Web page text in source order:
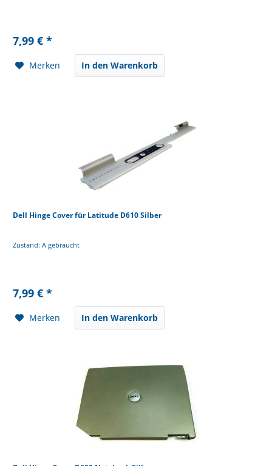
7,99 € *
Merken In den Warenkorb
Dell Hinge Cover für Latitude D610 Silber
Zustand: A gebraucht
7,99 € *
Merken In den Warenkorb